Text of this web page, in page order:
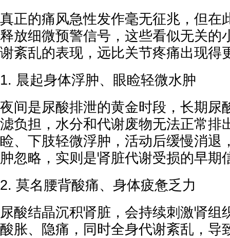
真正的痛风急性发作毫无征兆，但在
释放细微预警信号，这些看似无关的
谢紊乱的表现，远比关节疼痛出现得
1. 晨起身体浮肿、眼睑轻微水肿
夜间是尿酸排泄的黄金时段，长期尿
滤负担，水分和代谢废物无法正常排
睑、下肢轻微浮肿，活动后缓慢消退
肿忽略，实则是肾脏代谢受损的早期
2. 莫名腰背酸痛、身体疲惫乏力
尿酸结晶沉积肾脏，会持续刺激肾组
酸胀、隐痛，同时全身代谢紊乱，导